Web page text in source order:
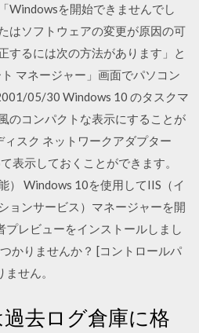
Windowsを開始できませんでし
はソフトウェアの変更が原因の可
するには次の方法があります」と
マネージャー」画面でパソコン
05/30 Windows 10 のタスクマ
のコンパクトな表示にすることが
ィスク ネットワークアダプター
表示しておくことができます。
） Windows 10を使用してIIS（イ
ョンサービス）マネージャーを開
レビューをインストールしまし
かりませんか？ [コントロールパ
せん。
去ログ倉庫に格